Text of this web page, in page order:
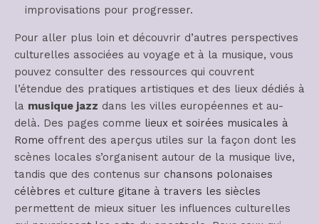
improvisations pour progresser.
Pour aller plus loin et découvrir d’autres perspectives
culturelles associées au voyage et à la musique, vous
pouvez consulter des ressources qui couvrent
l’étendue des pratiques artistiques et des lieux dédiés à
la musique jazz dans les villes européennes et au-
delà. Des pages comme lieux et soirées musicales à
Rome offrent des aperçus utiles sur la façon dont les
scènes locales s’organisent autour de la musique live,
tandis que des contenus sur chansons polonaises
célèbres et culture gitane à travers les siècles
permettent de mieux situer les influences culturelles